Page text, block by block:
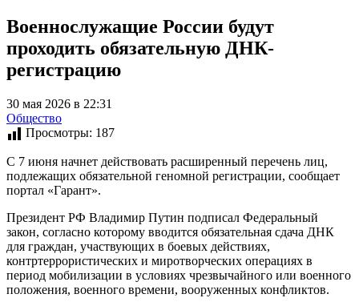
Военнослужащие России будут
проходить обязательную ДНК-
регистрацию
30 мая 2026 в 22:31
Общество
Просмотры: 187
С 7 июня начнет действовать расширенный перечень лиц,
подлежащих обязательной геномной регистрации, сообщает
портал «Гарант».
Президент РФ Владимир Путин подписал Федеральный
закон, согласно которому вводится обязательная сдача ДНК
для граждан, участвующих в боевых действиях,
контртеррористических и миротворческих операциях в
период мобилизации в условиях чрезвычайного или военного
положения, военного времени, вооруженных конфликтов.